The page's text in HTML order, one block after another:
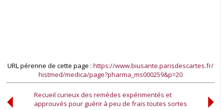
URL pérenne de cette page : https://www.biusante.parisdescartes.fr/
histmed/medica/page?pharma_ms000259&p=20
Recueil curieux des remèdes expérimentés et
approuvés pour guérir à peu de frais toutes sortes